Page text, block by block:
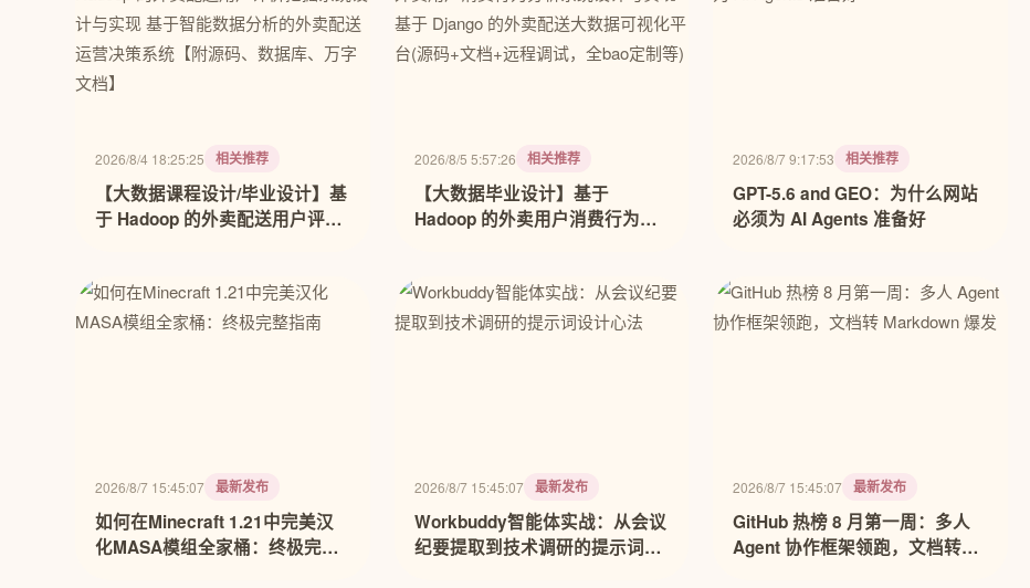
2026/8/4 18:25:25 相关推荐
【大数据课程设计/毕业设计】基
于 Hadoop 的外卖配送用户评价
【附源码、数据库、万字文档】
2026/8/5 5:57:26 相关推荐
【大数据毕业设计】基于
Hadoop 的外卖用户消费行为分
码+文档+远程调试，全bao定制
等)
2026/8/7 9:17:53 相关推荐
GPT-5.6 and GEO：为什么网站
必须为 AI Agents 准备好
2026/8/7 15:45:07 最新发布
如何在Minecraft 1.21中完美汉
化MASA模组全家桶：终极完整
2026/8/7 15:45:07 最新发布
Workbuddy智能体实战：从会议
纪要提取到技术调研的提示词设
2026/8/7 15:45:07 最新发布
GitHub 热榜 8 月第一周：多人
Agent 协作框架领跑，文档转